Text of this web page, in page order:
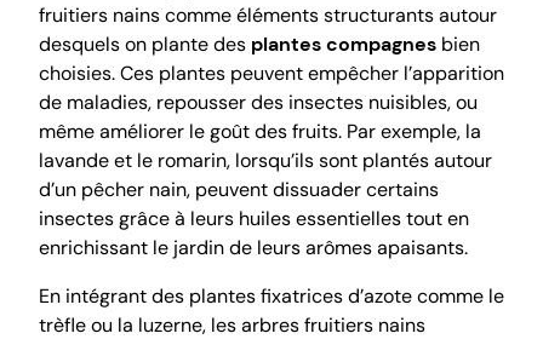
fruitiers nains comme éléments structurants autour
desquels on plante des plantes compagnes bien
choisies. Ces plantes peuvent empêcher l’apparition
de maladies, repousser des insectes nuisibles, ou
même améliorer le goût des fruits. Par exemple, la
lavande et le romarin, lorsqu’ils sont plantés autour
d’un pêcher nain, peuvent dissuader certains
insectes grâce à leurs huiles essentielles tout en
enrichissant le jardin de leurs arômes apaisants.
En intégrant des plantes fixatrices d’azote comme le
trèfle ou la luzerne, les arbres fruitiers nains